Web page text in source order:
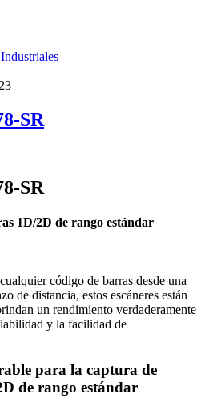
SR
SR
1D/2D de rango estándar
código de barras desde una
de distancia, estos escáneres están
un rendimiento verdaderamente
y la facilidad de
para la captura de
de rango estándar